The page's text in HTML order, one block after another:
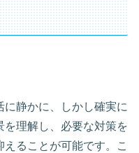
静かに、しかし確実に
理解し、必要な対策を
ることが可能です。こ